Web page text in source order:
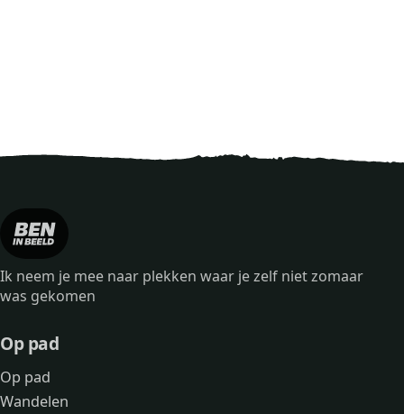
Ik neem je mee naar plekken waar je zelf niet zomaar
was gekomen
Op pad
Op pad
Wandelen